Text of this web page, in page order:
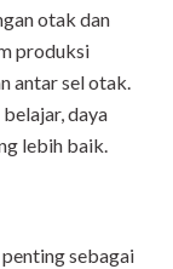
otak dan
produksi
antar sel otak.
daya
lebih baik.
sebagai